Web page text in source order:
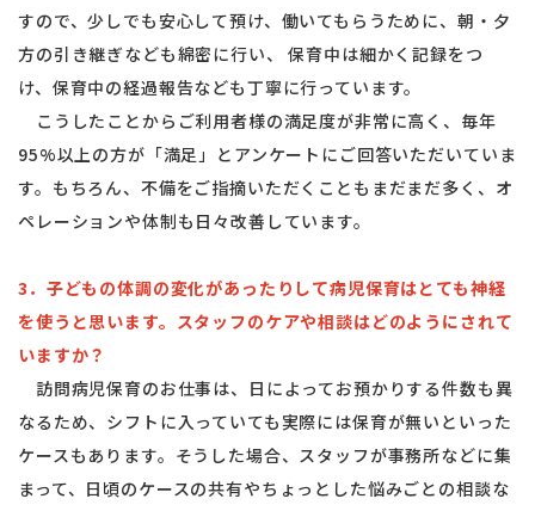
すので、少しでも安心して預け、働いてもらうために、朝・夕
方の引き継ぎなども綿密に行い、 保育中は細かく記録をつ
け、保育中の経過報告なども丁寧に行っています。
こうしたことからご利用者様の満足度が非常に高く、毎年
95%以上の方が「満足」とアンケートにご回答いただいていま
す。もちろん、不備をご指摘いただくこともまだまだ多く、オ
ペレーションや体制も日々改善しています。
3．子どもの体調の変化があったりして病児保育はとても神経
を使うと思います。スタッフのケアや相談はどのようにされて
いますか？
訪問病児保育のお仕事は、日によってお預かりする件数も異
なるため、シフトに入っていても実際には保育が無いといった
ケースもあります。そうした場合、スタッフが事務所などに集
まって、日頃のケースの共有やちょっとした悩みごとの相談な